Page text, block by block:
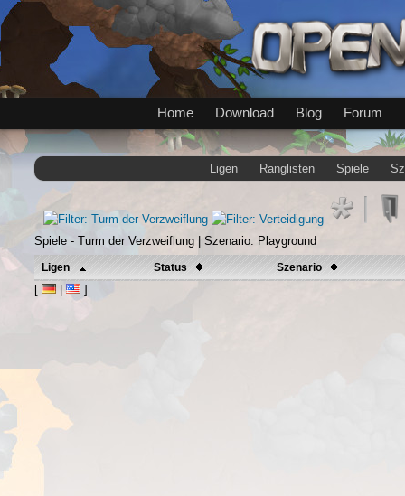
Home Download Blog Forum
Ligen Ranglisten Spiele
Spiele - Turm der Verzweiflung | Szenario: Playground
Ligen Status Szenario
[ | ]